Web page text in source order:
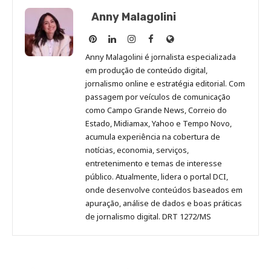
Anny Malagolini
Anny
Malagolini
no
Pinterest
Anny
Malagolini
no
LinkedIn
Anny
Malagolini
no
Instagram
Anny
Malagolini
no
Facebook
Site
de
Anny
Malagolini
Anny Malagolini é jornalista especializada
em produção de conteúdo digital,
jornalismo online e estratégia editorial. Com
passagem por veículos de comunicação
como Campo Grande News, Correio do
Estado, Midiamax, Yahoo e Tempo Novo,
acumula experiência na cobertura de
notícias, economia, serviços,
entretenimento e temas de interesse
público. Atualmente, lidera o portal DCI,
onde desenvolve conteúdos baseados em
apuração, análise de dados e boas práticas
de jornalismo digital. DRT 1272/MS